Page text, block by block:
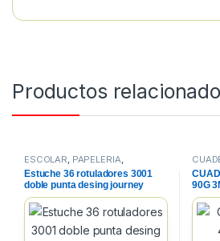
Productos
ESCOLAR PAPELERIA
ROTULADORES ESCOLARES
Estuche 36 rotuladores 3001
doble punta desing journey
90G